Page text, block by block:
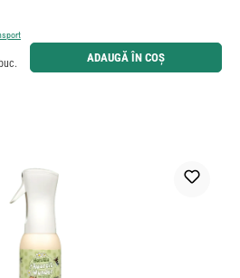
dorită sau utilizați butoanele pentru a mări sau micșora
buc. ADAUGĂ ÎN COȘ